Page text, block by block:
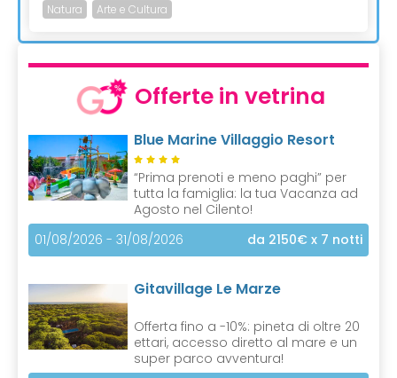
Natura Arte e Cultura
Offerte in vetrina
Blue Marine Villaggio Resort
“Prima prenoti e meno paghi” per
tutta la famiglia: la tua Vacanza ad
Agosto nel Cilento!
01/08/2026 - 31/08/2026
da 2150€ x 7 notti
Gitavillage Le Marze
Offerta fino a -10%: pineta di oltre 20
ettari, accesso diretto al mare e un
super parco avventura!